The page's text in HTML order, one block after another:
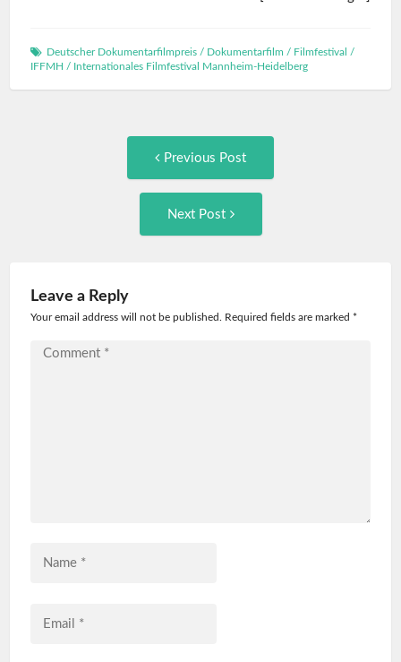
Deutscher Dokumentarfilmpreis/ Dokumentarfilm / Filmfestival /
IFFMH / Internationales Filmfestival Mannheim-Heidelberg
navigation
Previous Post
Next Post
Leave a Reply
Your email address will not be published. Required fields are marked *
Comment